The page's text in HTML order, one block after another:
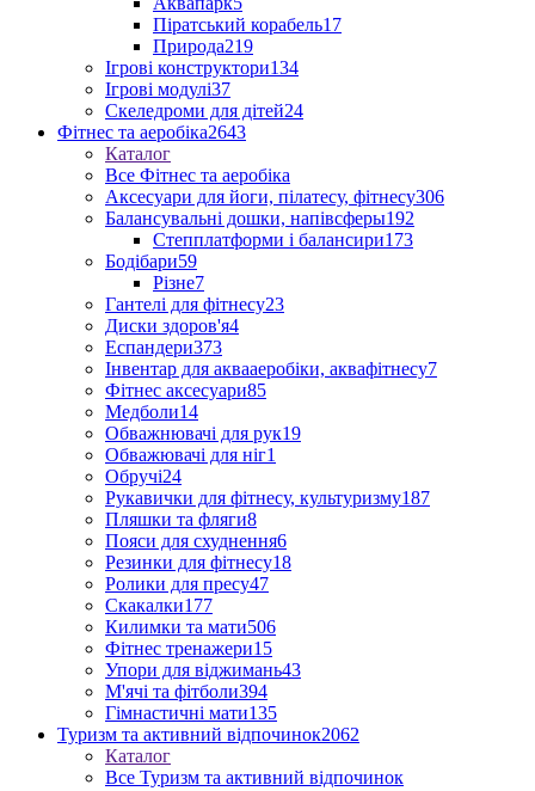
Піратський корабель17
Природа219
Ігрові конструктори134
Ігрові модулі37
Скеледроми для дітей24
Фітнес та аеробіка2643
Каталог
Все Фітнес та аеробіка
Аксесуари для йоги, пілатесу, фітнесу306
Балансувальні дошки, напівсферы192
Степплатформи і балансири173
Бодібари59
Різне7
Гантелі для фітнесу23
Диски здоров'я4
Еспандери373
Інвентар для аквааеробіки, аквафітнесу7
Фітнес аксесуари85
Медболи14
Обважнювачі для рук19
Обважювачі для ніг1
Обручі24
Рукавички для фітнесу, культуризму187
Пляшки та фляги8
Пояси для схуднення6
Резинки для фітнесу18
Ролики для пресу47
Скакалки177
Килимки та мати506
Фітнес тренажери15
Упори для віджимань43
М'ячі та фітболи394
Гімнастичні мати135
Туризм та активний відпочинок2062
Каталог
Все Туризм та активний відпочинок